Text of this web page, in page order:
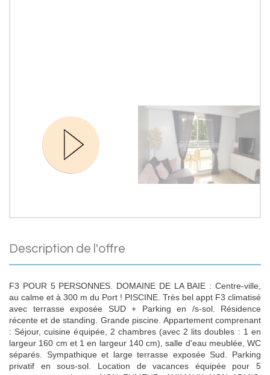
description de l'offre
F3 POUR 5 PERSONNES. DOMAINE DE LA BAIE : Centre-ville,
au calme et à 300 m du Port ! PISCINE. Très bel appt F3 climatisé
avec terrasse exposée SUD + Parking en /s-sol. Résidence
récente et de standing. Grande piscine. Appartement comprenant
: Séjour, cuisine équipée, 2 chambres (avec 2 lits doubles : 1 en
largeur 160 cm et 1 en largeur 140 cm), salle d'eau meublée, WC
séparés. Sympathique et large terrasse exposée Sud. Parking
privatif en sous-sol. Location de vacances équipée pour 5